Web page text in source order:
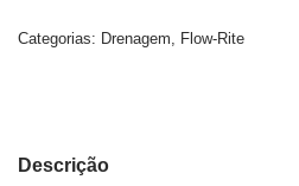
Categorias: Drenagem, Flow-Rite
Descrição